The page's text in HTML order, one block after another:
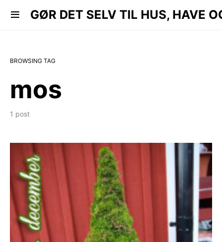
OG KØKKEN..
GØR DET SELV TIL HUS, HAVE
BROWSING TAG
mos
1 post